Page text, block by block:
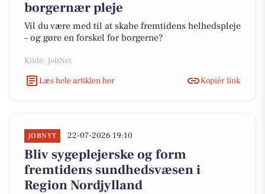
borgernær pleje
Vil du være med til at skabe fremtidens helhedspleje
– og gøre en forskel for borgerne?
Kilde: JobNet
Læs hele artiklen her
Kopiér link
JOBNYT 22-07-2026 19:10
Bliv sygeplejerske og form
fremtidens sundhedsvæsen i
Region Nordjylland